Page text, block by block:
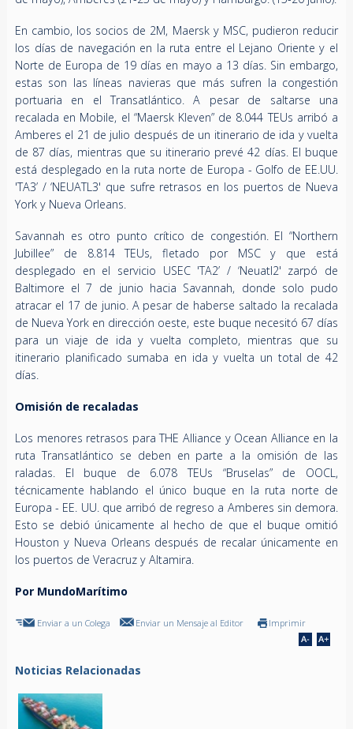
En cambio, los socios de 2M, Maersk y MSC, pudieron reducir
los días de navegación en la ruta entre el Lejano Oriente y el
Norte de Europa de 19 días en mayo a 13 días. Sin embargo,
estas son las líneas navieras que más sufren la congestión
portuaria en el Transatlántico. A pesar de saltarse una
recalada en Mobile, el “Maersk Kleven” de 8.044 TEUs arribó a
Amberes el 21 de julio después de un itinerario de ida y vuelta
de 87 días, mientras que su itinerario prevé 42 días. El buque
está desplegado en la ruta norte de Europa - Golfo de EE.UU.
'TA3’ / ‘NEUATL3' que sufre retrasos en los puertos de Nueva
York y Nueva Orleans.
Savannah es otro punto crítico de congestión. El “Northern
Jubillee” de 8.814 TEUs, fletado por MSC y que está
desplegado en el servicio USEC 'TA2’ / ‘Neuatl2' zarpó de
Baltimore el 7 de junio hacia Savannah, donde solo pudo
atracar el 17 de junio. A pesar de haberse saltado la recalada
de Nueva York en dirección oeste, este buque necesitó 67 días
para un viaje de ida y vuelta completo, mientras que su
itinerario planificado sumaba en ida y vuelta un total de 42
días.
Omisión de recaladas
Los menores retrasos para THE Alliance y Ocean Alliance en la
ruta Transatlántico se deben en parte a la omisión de las
raladas. El buque de 6.078 TEUs “Bruselas” de OOCL,
técnicamente hablando el único buque en la ruta norte de
Europa - EE. UU. que arribó de regreso a Amberes sin demora.
Esto se debió únicamente al hecho de que el buque omitió
Houston y Nueva Orleans después de recalar únicamente en
los puertos de Veracruz y Altamira.
Por MundoMarítimo
Enviar a un Colega Enviar un Mensaje al Editor Imprimir
Noticias Relacionadas